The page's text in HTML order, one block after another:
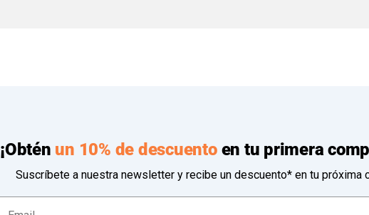
¡Obtén un 10% de descuentoen tu primera
Suscríbete a nuestra newsletter y recibe un descuento* en tu próxima